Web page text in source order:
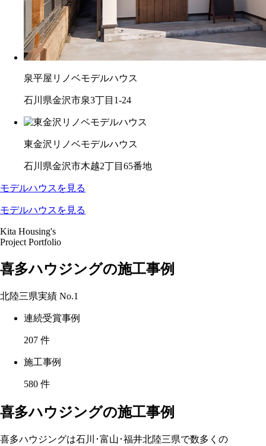
泉平屋リノベモデルハウス
石川県金沢市泉3丁目1-24
東金沢リノベモデルハウス
石川県金沢市木越2丁目65番地
モデルハウスを見る
モデルハウスを見る
Kita Housing's
Project Portfolio
喜多ハウジングの施工事例
北陸三県実績 No.1
連続受賞事例
207 件
施工事例
580 件
喜多ハウジングの施工事例
喜多ハウジングは石川･富山･福井北陸三県で数多くの